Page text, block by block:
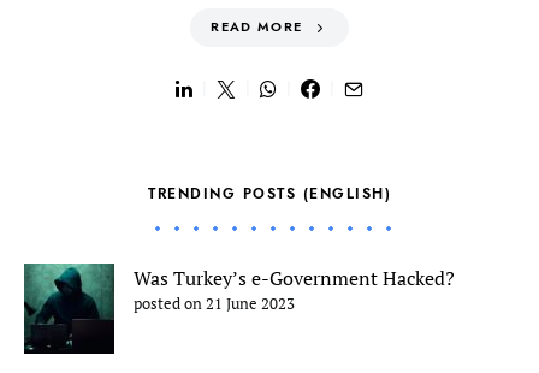
READ MORE
TRENDING POSTS (ENGLISH)
Was Turkey’s e-Government Hacked?
posted on 21 June 2023